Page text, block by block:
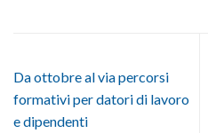
Da ottobre al via percorsi
formativi per datori di lavoro
e dipendenti